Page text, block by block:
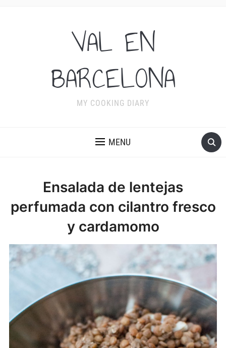
VAL EN
BARCELONA
MY COOKING DIARY
MENU
Ensalada de lentejas
perfumada con cilantro fresco
y cardamomo